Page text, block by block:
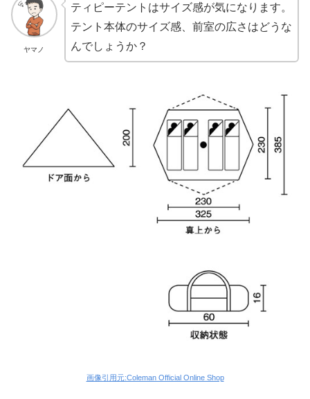
ヤマノ
ティピーテントはサイズ感が気になります。
テント本体のサイズ感、前室の広さはどうな
んでしょうか？
画像引用元:Coleman Official Online Shop